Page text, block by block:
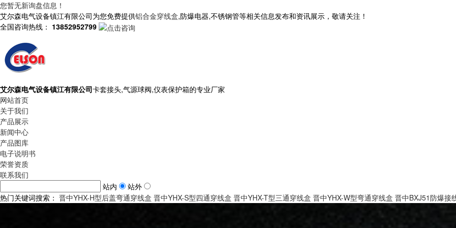
您暂无新询盘信息！
艾尔森电气设备镇江有限公司为您免费提供铝合金穿线盒,防爆电器,不锈钢管等相关信息发布和资讯展示，敬请关注！
全国咨询热线： 13852952799
艾尔森电气设备镇江有限公司卡套接头,气源球阀,仪表保护箱的专业厂家
网站首页
关于我们
产品展示
新闻中心
产品图库
电子说明书
荣誉资质
联系我们
站内
站外
热门关键词搜索： 晋中YHX-H型后盖弯通穿线盒 晋中YHX-S型四通穿线盒 晋中YHX-T型三通穿线盒 晋中YHX-W型弯通穿线盒 晋中BXJ51防爆接